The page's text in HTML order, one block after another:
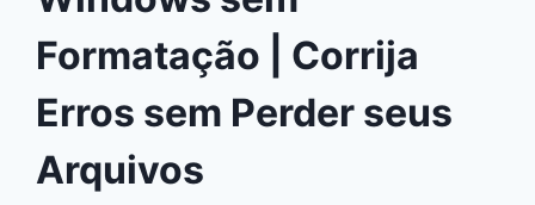
Formatação | Corrija
Erros sem Perder seus
Arquivos